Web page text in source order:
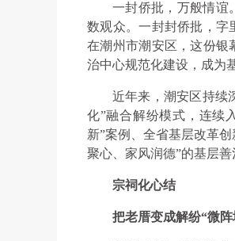
一封侨批，万般情谊
数观众。一封封侨批，字
在潮州市潮安区，这份银
治中心规范化建设，成为
近年来，潮安区持续
化”融合解纷模式，连续
新”案例、全省基层改革
聚心、家风润德”的基层善
宗祠化心结
把老厝变成解纷“微阵